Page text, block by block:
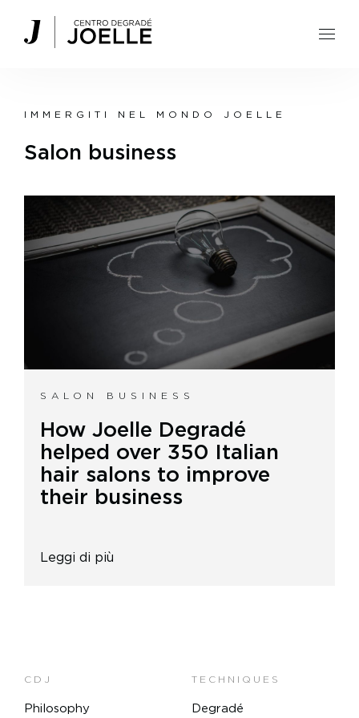
Centro Degradé Joelle Parrucchieri
IMMERGITI NEL MONDO JOELLE
Salon business
SALON BUSINESS
How Joelle Degradé
helped over 350 Italian
hair salons to improve
their business
Leggi di più
CDJ
Philosophy
TECHNIQUES
Degradé